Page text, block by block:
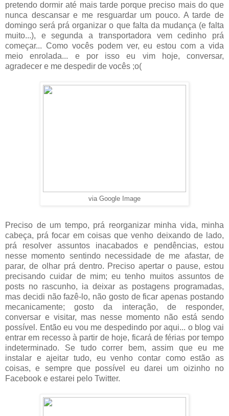
pretendo dormir até mais tarde porque preciso mais do que
nunca descansar e me resguardar um pouco. A tarde de
domingo será prá organizar o que falta da mudança (e falta
muito...), e segunda a transportadora vem cedinho prá
começar... Como vocês podem ver, eu estou com a vida
meio enrolada... e por isso eu vim hoje, conversar,
agradecer e me despedir de vocês ;o(
via Google Image
Preciso de um tempo, prá reorganizar minha vida, minha
cabeça, prá focar em coisas que venho deixando de lado,
prá resolver assuntos inacabados e pendências, estou
nesse momento sentindo necessidade de me afastar, de
parar, de olhar prá dentro. Preciso apertar o pause, estou
precisando cuidar de mim; eu tenho muitos assuntos de
posts no rascunho, ia deixar as postagens programadas,
mas decidi não fazê-lo, não gosto de ficar apenas postando
mecanicamente; gosto da interação, de responder,
conversar e visitar, mas nesse momento não está sendo
possível. Então eu vou me despedindo por aqui... o blog vai
entrar em recesso à partir de hoje, ficará de férias por tempo
indeterminado. Se tudo correr bem, assim que eu me
instalar e ajeitar tudo, eu venho contar como estão as
coisas, e sempre que possível eu darei um oizinho no
Facebook e estarei pelo Twitter.